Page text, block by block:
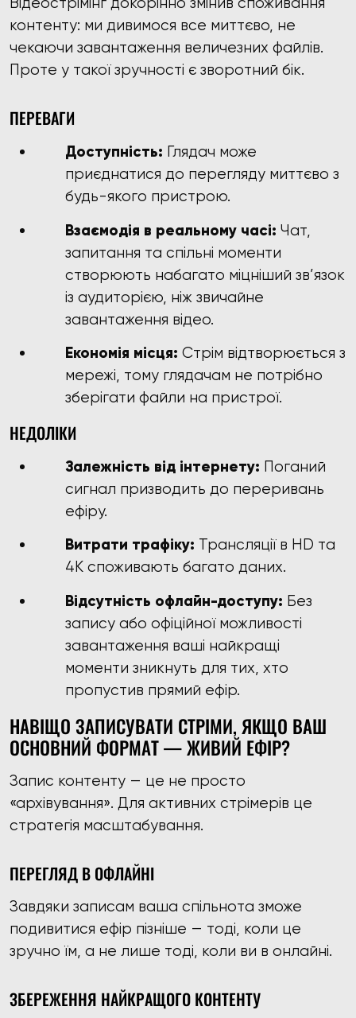
контенту: ми дивимося все миттєво, не
чекаючи завантаження величезних файлів.
Проте у такої зручності є зворотний бік.
ПЕРЕВАГИ
Доступність: Глядач може
приєднатися до перегляду миттєво з
будь-якого пристрою.
Взаємодія в реальному часі: Чат,
запитання та спільні моменти
створюють набагато міцніший зв’язок
із аудиторією, ніж звичайне
завантаження відео.
Економія місця: Стрім відтворюється з
мережі, тому глядачам не потрібно
зберігати файли на пристрої.
НЕДОЛІКИ
Залежність від інтернету: Поганий
сигнал призводить до переривань
ефіру.
Витрати трафіку: Трансляції в HD та
4K споживають багато даних.
Відсутність офлайн-доступу: Без
запису або офіційної можливості
завантаження ваші найкращі
моменти зникнуть для тих, хто
пропустив прямий ефір.
НАВІЩО ЗАПИСУВАТИ СТРІМИ, ЯКЩО ВАШ
ОСНОВНИЙ ФОРМАТ — ЖИВИЙ ЕФІР?
Запис контенту — це не просто
«архівування». Для активних стрімерів це
стратегія масштабування.
ПЕРЕГЛЯД В ОФЛАЙНІ
Завдяки записам ваша спільнота зможе
подивитися ефір пізніше — тоді, коли це
зручно їм, а не лише тоді, коли ви в онлайні.
ЗБЕРЕЖЕННЯ НАЙКРАЩОГО КОНТЕНТУ